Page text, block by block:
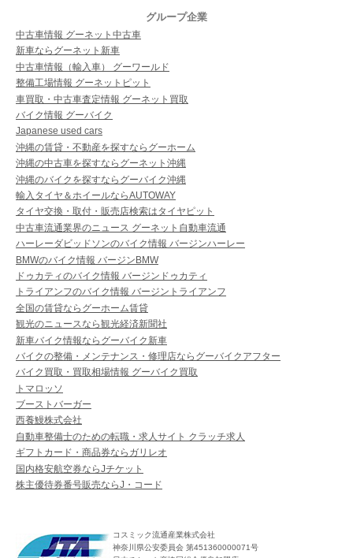
グループ企業
中古車情報 グーネット中古車
新車ならグーネット新車
中古車情報（輸入車） グーワールド
整備工場情報 グーネットピット
車買取・中古車査定情報 グーネット買取
バイク情報 グーバイク
Japanese used cars
沖縄の賃貸・不動産を探すならグーホーム
沖縄の中古車を探すならグーネット沖縄
沖縄のバイクを探すならグーバイク沖縄
輸入タイヤ＆ホイールならAUTOWAY
タイヤ交換・取付・販売店検索はタイヤピット
中古車流通業界のニュース グーネット自動車流通
ハーレーダビッドソンのバイク情報 バージンハーレー
BMWのバイク情報 バージンBMW
ドゥカティのバイク情報 バージンドゥカティ
トライアンフのバイク情報 バージントライアンフ
全国の賃貸ならグーホーム賃貸
観光のニュースなら観光経済新聞社
新車バイク情報ならグーバイク新車
バイクの整備・メンテナンス・修理店ならグーバイクアフター
バイク買取・買取相場情報 グーバイク買取
トマロッソ
ブーストバーガー
西養鰻株式会社
自動車整備士のための転職・求人サイト クラッチ求人
ギフトカード・商品券ならガリレオ
国内格安航空券ならJチケット
株主優待券番号販売ならJ・コード
コスミック流通産業株式会社
神奈川県公安委員会 第451360000071号